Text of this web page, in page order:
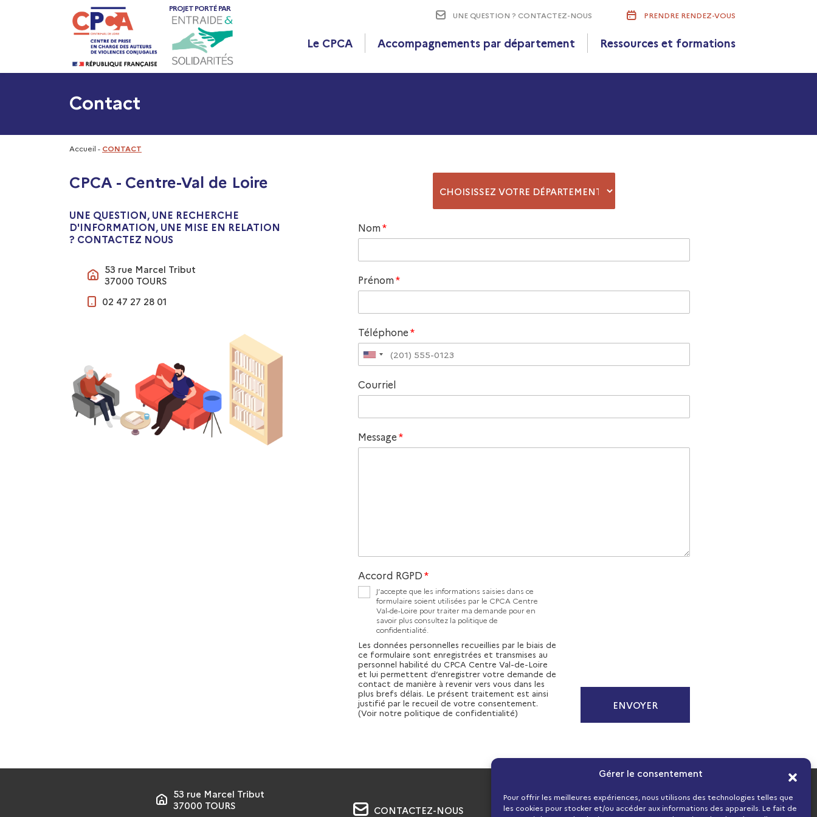
Gérer le consentement
Pour offrir les meilleures expériences, nous utilisons des technologies telles que
les cookies pour stocker et/ou accéder aux informations des appareils. Le fait de
PROJET PORTÉ PAR
UNE QUESTION ? CONTACTEZ-NOUS PRENDRE RENDEZ-VOUS
Le CPCA Accompagnements par département Ressources et formations
Contact
Accueil - CONTACT
CPCA - Centre-Val de Loire
UNE QUESTION, UNE RECHERCHE
D'INFORMATION, UNE MISE EN RELATION
? CONTACTEZ NOUS
53 rue Marcel Tribut
37000 TOURS
02 47 27 28 01
Nom*
Prénom*
Téléphone*
Courriel
Message*
Accord RGPD*
J’accepte que les informations saisies dans ce
formulaire soient utilisées par le CPCA Centre
Val-de-Loire pour traiter ma demande pour en
savoir plus consultez la politique de
confidentialité.
Les données personnelles recueillies par le biais de
ce formulaire sont enregistrées et transmises au
personnel habilité du CPCA Centre Val-de-Loire
et lui permettent d’enregistrer votre demande de
contact de manière à revenir vers vous dans les
plus brefs délais. Le présent traitement est ainsi
justifié par le recueil de votre consentement.
(Voir notre politique de confidentialité)
ENVOYER
53 rue Marcel Tribut
37000 TOURS
CONTACTEZ-NOUS
Mentions légales
Politique de cookies